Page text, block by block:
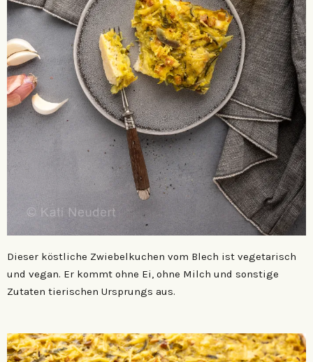
Dieser köstliche Zwiebelkuchen vom Blech ist vegetarisch
und vegan. Er kommt ohne Ei, ohne Milch und sonstige
Zutaten tierischen Ursprungs aus.